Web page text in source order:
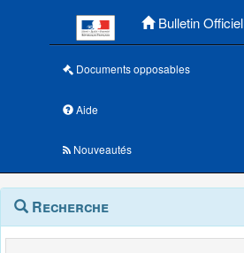
Bulletin Officiel
Documents opposables
Aide
Nouveautés
Navigation
outils
Menu
contextuel
Recherche